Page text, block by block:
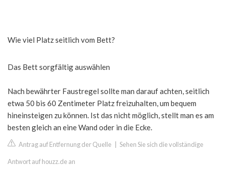
Wie viel Platz seitlich vom Bett?
Das Bett sorgfältig auswählen
Nach bewährter Faustregel sollte man darauf achten, seitlich
etwa 50 bis 60 Zentimeter Platz freizuhalten, um bequem
hineinsteigen zu können. Ist das nicht möglich, stellt man es am
besten gleich an eine Wand oder in die Ecke.
Antrag auf Entfernung der Quelle Sehen Sie sich die vollständige
Antwort auf houzz.de an